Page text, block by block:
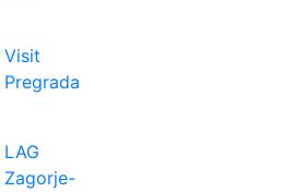
Visit
Pregrada
LAG
Zagorje-